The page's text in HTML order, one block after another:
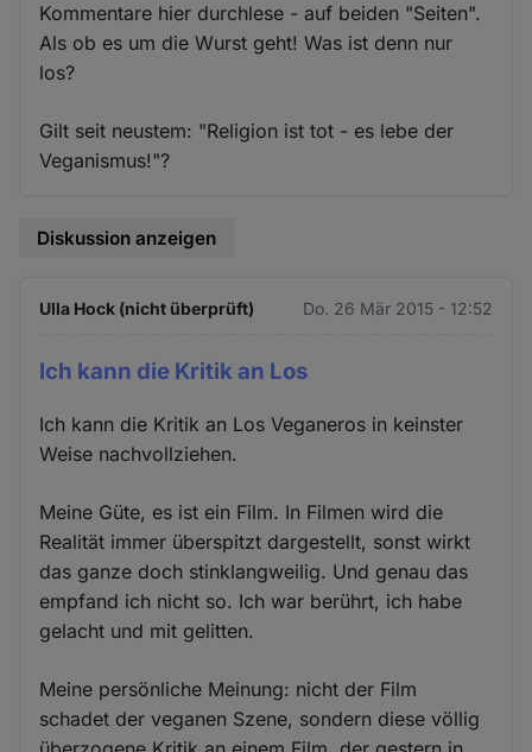
Kommentare hier durchlese - auf beiden "Seiten".
Als ob es um die Wurst geht! Was ist denn nur
los?
Gilt seit neustem: "Religion ist tot - es lebe der
Veganismus!"?
Diskussion anzeigen
Ulla Hock (nicht überprüft) Do. 26 Mär 2015 - 12:52
Ich kann die Kritik an Los
Ich kann die Kritik an Los Veganeros in keinster
Weise nachvollziehen.
Meine Güte, es ist ein Film. In Filmen wird die
Realität immer überspitzt dargestellt, sonst wirkt
das ganze doch stinklangweilig. Und genau das
empfand ich nicht so. Ich war berührt, ich habe
gelacht und mit gelitten.
Meine persönliche Meinung: nicht der Film
schadet der veganen Szene, sondern diese völlig